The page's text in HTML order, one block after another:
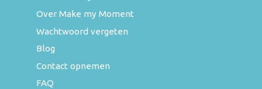
Over Make my Moment
Wachtwoord vergeten
Blog
Contact opnemen
FAQ